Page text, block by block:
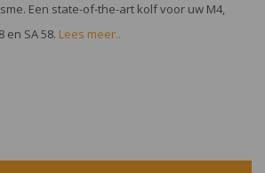
Een state-of-the-art kolf voor uw M4,
en SA 58. Lees meer..